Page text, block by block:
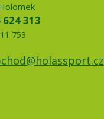
624 313
753